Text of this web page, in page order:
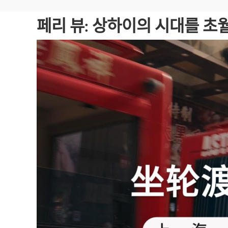
페리 뷰: 상하이의 시대를 초